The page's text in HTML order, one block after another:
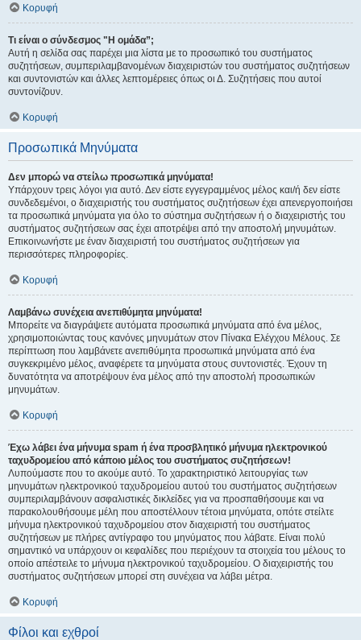
Κορυφή
Τι είναι ο σύνδεσμος "Η ομάδα”;
Αυτή η σελίδα σας παρέχει μια λίστα με το προσωπικό του συστήματος
συζητήσεων, συμπεριλαμβανομένων διαχειριστών του συστήματος συζητήσεων
και συντονιστών και άλλες λεπτομέρειες όπως οι Δ. Συζητήσεις που αυτοί
συντονίζουν.
Κορυφή
Προσωπικά Μηνύματα
Δεν μπορώ να στείλω προσωπικά μηνύματα!
Υπάρχουν τρεις λόγοι για αυτό. Δεν είστε εγγεγραμμένος μέλος και/ή δεν είστε
συνδεδεμένοι, ο διαχειριστής του συστήματος συζητήσεων έχει απενεργοποιήσει
τα προσωπικά μηνύματα για όλο το σύστημα συζητήσεων ή ο διαχειριστής του
συστήματος συζητήσεων σας έχει αποτρέψει από την αποστολή μηνυμάτων.
Επικοινωνήστε με έναν διαχειριστή του συστήματος συζητήσεων για
περισσότερες πληροφορίες.
Κορυφή
Λαμβάνω συνέχεια ανεπιθύμητα μηνύματα!
Μπορείτε να διαγράψετε αυτόματα προσωπικά μηνύματα από ένα μέλος,
χρησιμοποιώντας τους κανόνες μηνυμάτων στον Πίνακα Ελέγχου Μέλους. Σε
περίπτωση που λαμβάνετε ανεπιθύμητα προσωπικά μηνύματα από ένα
συγκεκριμένο μέλος, αναφέρετε τα μηνύματα στους συντονιστές. Έχουν τη
δυνατότητα να αποτρέψουν ένα μέλος από την αποστολή προσωπικών
μηνυμάτων.
Κορυφή
Έχω λάβει ένα μήνυμα spam ή ένα προσβλητικό μήνυμα ηλεκτρονικού
ταχυδρομείου από κάποιο μέλος του συστήματος συζητήσεων!
Λυπούμαστε που το ακούμε αυτό. Το χαρακτηριστικό λειτουργίας των
μηνυμάτων ηλεκτρονικού ταχυδρομείου αυτού του συστήματος συζητήσεων
συμπεριλαμβάνουν ασφαλιστικές δικλείδες για να προσπαθήσουμε και να
παρακολουθήσουμε μέλη που αποστέλλουν τέτοια μηνύματα, οπότε στείλτε
μήνυμα ηλεκτρονικού ταχυδρομείου στον διαχειριστή του συστήματος
συζητήσεων με πλήρες αντίγραφο του μηνύματος που λάβατε. Είναι πολύ
σημαντικό να υπάρχουν οι κεφαλίδες που περιέχουν τα στοιχεία του μέλους το
οποίο απέστειλε το μήνυμα ηλεκτρονικού ταχυδρομείου. Ο διαχειριστής του
συστήματος συζητήσεων μπορεί στη συνέχεια να λάβει μέτρα.
Κορυφή
Φίλοι και εχθροί